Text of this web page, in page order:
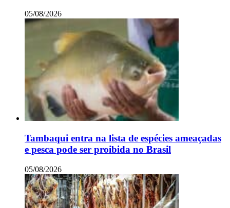
05/08/2026
Tambaqui entra na lista de espécies ameaçadas
e pesca pode ser proibida no Brasil
05/08/2026